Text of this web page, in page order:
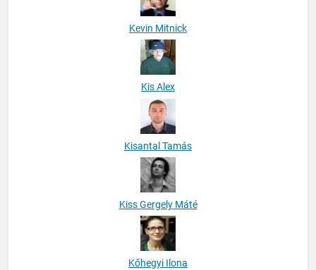
Kevin Mitnick
Kis Alex
Kisantal Tamás
Kiss Gergely Máté
Kőhegyi Ilona